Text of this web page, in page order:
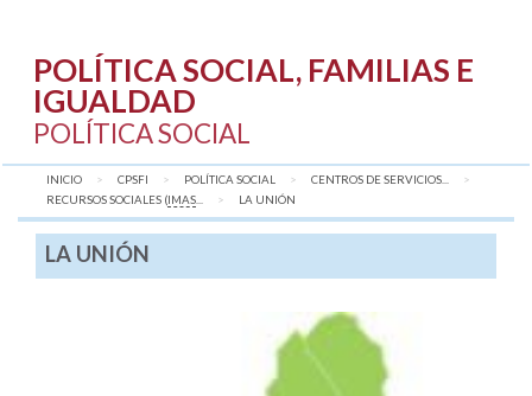
POLÍTICA SOCIAL, FAMILIAS E
IGUALDAD
POLÍTICA SOCIAL
INICIO CPSFI POLÍTICA SOCIAL
CENTROS DE SERVICIOS...
RECURSOS SOCIALES (IMAS AQUÍ:
LA UNIÓN
LA UNIÓN